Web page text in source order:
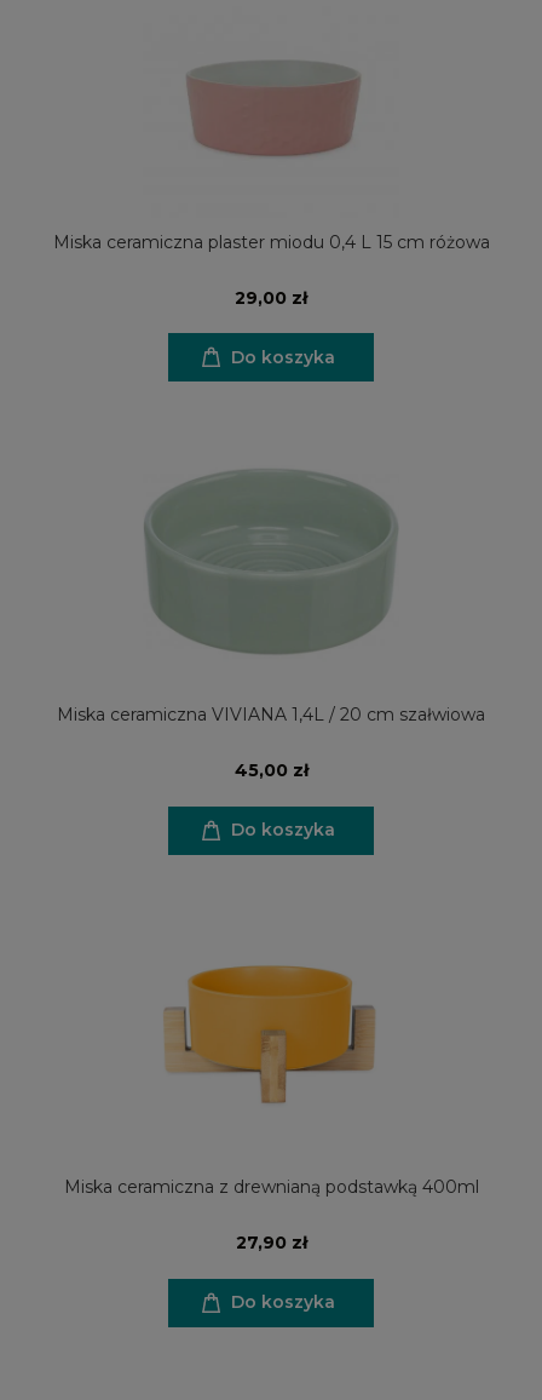
Miska ceramiczna plaster miodu 0,4 L 15 cm różowa
29,00 zł
Do koszyka
Miska ceramiczna VIVIANA 1,4L / 20 cm szałwiowa
45,00 zł
Do koszyka
Miska ceramiczna z drewnianą podstawką 400ml
27,90 zł
Do koszyka